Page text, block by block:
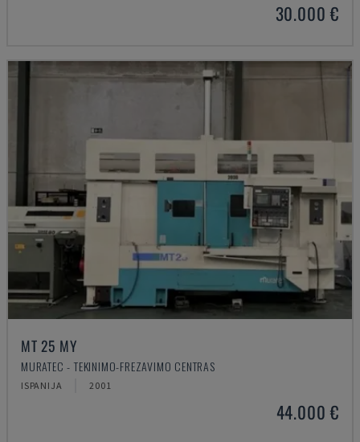
30.000 €
MT 25 MY
MURATEC - TEKINIMO-FREZAVIMO CENTRAS
ISPANIJA 2001
44.000 €